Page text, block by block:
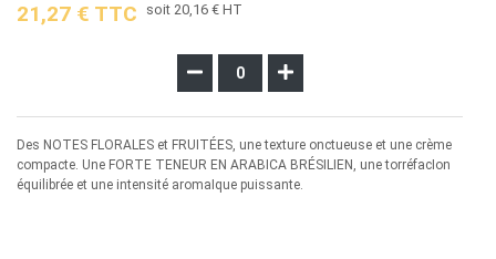
21,27 € TTC soit 20,16 € HT
Des NOTES FLORALES et FRUITÉES, une texture onctueuse et une crème
compacte. Une FORTE TENEUR EN ARABICA BRÉSILIEN, une torréfacIon
équilibrée et une intensité aromaIque puissante.